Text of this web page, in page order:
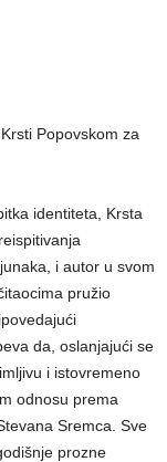
Popovskom za
identiteta, Krsta
i autor u svom
pružio
da, oslanjajući se
i istovremeno
odnosu prema
Sremca. Sve
prozne